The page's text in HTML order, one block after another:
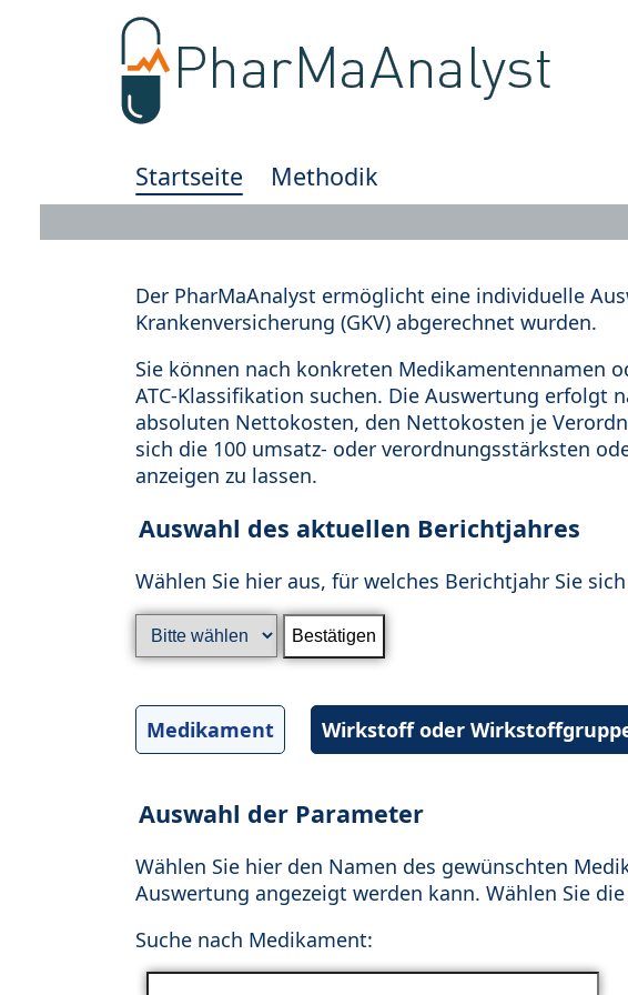
Startseite Methodik
Der PharMaAnalyst ermöglicht eine individuelle
Krankenversicherung (GKV) abgerechnet wurden.
Sie können nach konkreten Medikamentennamen
ATC-Klassifikation suchen. Die Auswertung erfolgt
absoluten Nettokosten, den Nettokosten je
sich die 100 umsatz- oder verordnungsstärksten
anzeigen zu lassen.
Auswahl des aktuellen Berichtjahres
Wählen Sie hier aus, für welches Berichtjahr Sie
Medikament Wirkstoff oder
Auswahl der Parameter
Wählen Sie hier den Namen des gewünschten
Auswertung angezeigt werden kann. Wählen Sie
Suche nach Medikament: